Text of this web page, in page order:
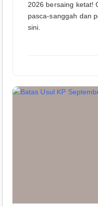
2026 bersaing ketat!
pasca-sanggah dan
sini.